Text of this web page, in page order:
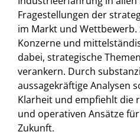
Fragestellungen der
im Markt und
Konzerne und
dabei, strategische
verankern. Durch
aussagekräftige Analysen
Klarheit und empfiehlt die
und operativen Ansätze
Zukunft.